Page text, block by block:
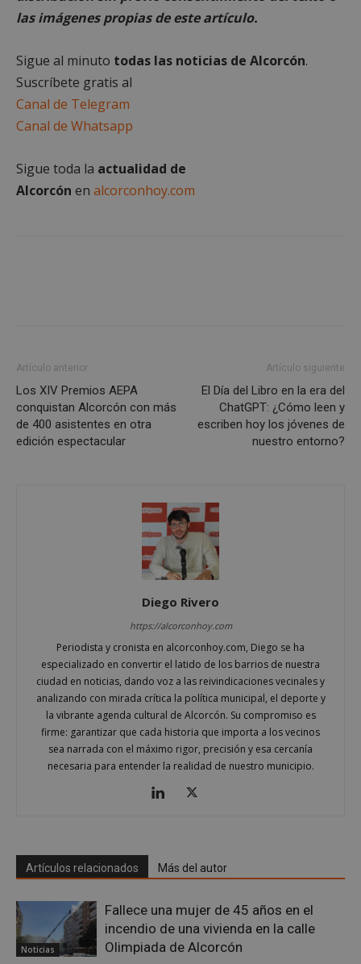
las imágenes propias de este artículo.
Sigue al minuto todas las noticias de Alcorcón.
Suscríbete gratis al
Canal de Telegram
Canal de Whatsapp
Sigue toda la actualidad de
Alcorcón en alcorconhoy.com
Artículo anterior
Los XIV Premios AEPA
conquistan Alcorcón con más
de 400 asistentes en otra
edición espectacular
Artículo siguiente
El Día del Libro en la era del
ChatGPT: ¿Cómo leen y
escriben hoy los jóvenes de
nuestro entorno?
Diego Rivero
https://alcorconhoy.com
Periodista y cronista en alcorconhoy.com, Diego se ha
especializado en convertir el latido de los barrios de nuestra
ciudad en noticias, dando voz a las reivindicaciones vecinales y
analizando con mirada crítica la política municipal, el deporte y
la vibrante agenda cultural de Alcorcón. Su compromiso es
firme: garantizar que cada historia que importa a los vecinos
sea narrada con el máximo rigor, precisión y esa cercanía
necesaria para entender la realidad de nuestro municipio.
Artículos relacionados Más del autor
Noticias
Fallece una mujer de 45 años en el
incendio de una vivienda en la calle
Olimpiada de Alcorcón
Cookies no clasificadas
Cookies estrictamente necesarias
Cookies de rendimiento
/
Dominio
PHPSESSID
PHP.net
alcorconhoy.com
Sesión
AWSALBCORS
Amazon.com
Inc.
embed.bsky.app
1 semana
Privacy Policy